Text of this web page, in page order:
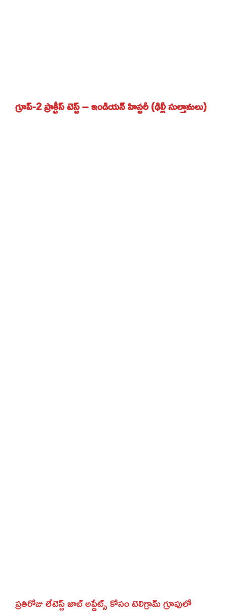
గ్రూప్-2 ప్రాక్టీస్ టెస్ట్ – ఇండియన్ హిస్టరీ (ఢిల్లీ సుల్తానులు)
ప్రతిరోజు లేటెస్ట్ జాబ్ అప్డేట్స్ కోసం టెలిగ్రామ్ గ్రూపులో